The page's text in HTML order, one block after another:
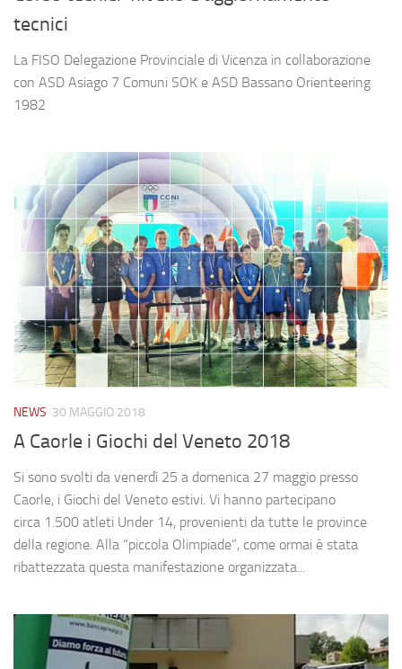
tecnici
La FISO Delegazione Provinciale di Vicenza in collaborazione
con ASD Asiago 7 Comuni SOK e ASD Bassano Orienteering
1982
NEWS 30 MAGGIO 2018
A Caorle i Giochi del Veneto 2018
Si sono svolti da venerdì 25 a domenica 27 maggio presso
Caorle, i Giochi del Veneto estivi. Vi hanno partecipano
circa 1.500 atleti Under 14, provenienti da tutte le province
della regione. Alla “piccola Olimpiade”, come ormai è stata
ribattezzata questa manifestazione organizzata...